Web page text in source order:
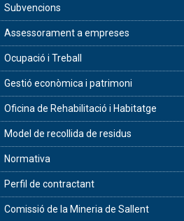
Subvencions
Assessorament a empreses
Ocupació i Treball
Gestió econòmica i patrimoni
Oficina de Rehabilitació i Habitatge
Model de recollida de residus
Normativa
Perfil de contractant
Comissió de la Mineria de Sallent